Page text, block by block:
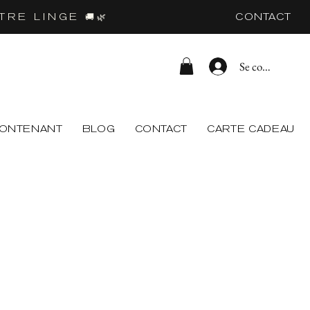
LINGE 🚚🌿 CONTACT
Se connecter
BLOG CONTACT CARTE CADEAU